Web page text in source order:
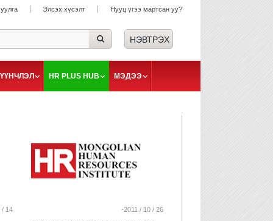
Элсэх хүсэлт Нууц үгээ мартсан уу?
HR PLUS HUB МЭДЭЭ
/ 14 -2011 / 10 / 26